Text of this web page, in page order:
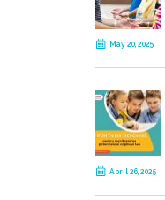
May 20, 2025
April 26, 2025